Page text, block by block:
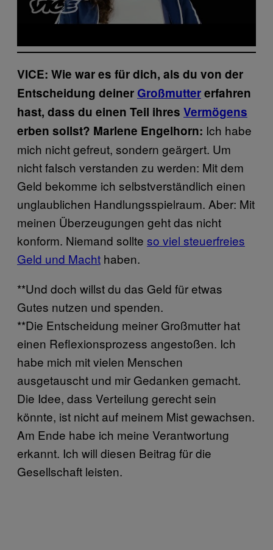
VICE: Wie war es für dich, als du von der
Entscheidung deiner Großmuttererfahren
hast, dass du einen Teil ihres Vermögens
erben sollst? Marlene Engelhorn: Ich habe
mich nicht gefreut, sondern geärgert. Um
nicht falsch verstanden zu werden: Mit dem
Geld bekomme ich selbstverständlich einen
unglaublichen Handlungsspielraum. Aber: Mit
meinen Überzeugungen geht das nicht
konform. Niemand sollte so viel steuerfreies
Geld und Macht haben.
**Und doch willst du das Geld für etwas
Gutes nutzen und spenden.
**Die Entscheidung meiner Großmutter hat
einen Reflexionsprozess angestoßen. Ich
habe mich mit vielen Menschen
ausgetauscht und mir Gedanken gemacht.
Die Idee, dass Verteilung gerecht sein
könnte, ist nicht auf meinem Mist gewachsen.
Am Ende habe ich meine Verantwortung
erkannt. Ich will diesen Beitrag für die
Gesellschaft leisten.